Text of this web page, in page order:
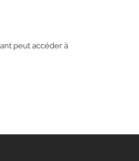
peut accéder à